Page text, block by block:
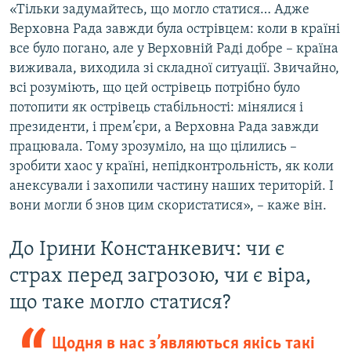
«Тільки задумайтесь, що могло статися… Адже
Верховна Рада завжди була острівцем: коли в країні
все було погано, але у Верховній Раді добре – країна
виживала, виходила зі складної ситуації. Звичайно,
всі розуміють, що цей острівець потрібно було
потопити як острівець стабільності: мінялися і
президенти, і прем’єри, а Верховна Рада завжди
працювала. Тому зрозуміло, на що цілились –
зробити хаос у країні, непідконтрольність, як коли
анексували і захопили частину наших територій. І
вони могли б знов цим скористатися», – каже він.
До Ірини Констанкевич: чи є
страх перед загрозою, чи є віра,
що таке могло статися?
Щодня в нас з’являються якісь такі